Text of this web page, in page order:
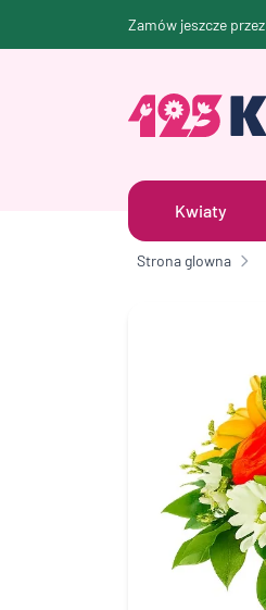
Zamów jeszcze przez
Kwiaty
Strona glowna